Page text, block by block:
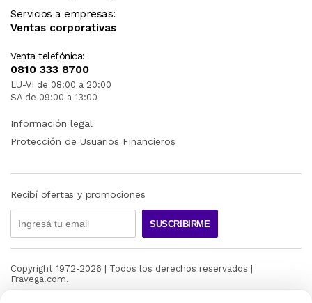
Servicios a empresas:
Ventas corporativas
Venta telefónica:
0810 333 8700
LU-VI de 08:00 a 20:00
SA de 09:00 a 13:00
Información legal
Protección de Usuarios Financieros
Recibí ofertas y promociones
SUSCRIBIRME
Copyright 1972-2026 | Todos los derechos reservados |
Fravega.com.